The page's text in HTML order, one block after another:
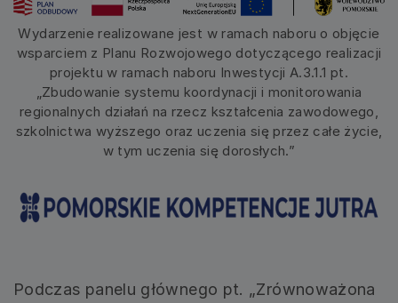
Wydarzenie realizowane jest w ramach naboru o objęcie
wsparciem z Planu Rozwojowego dotyczącego realizacji
projektu w ramach naboru Inwestycji A.3.1.1 pt.
„Zbudowanie systemu koordynacji i monitorowania
regionalnych działań na rzecz kształcenia zawodowego,
szkolnictwa wyższego oraz uczenia się przez całe życie,
w tym uczenia się dorosłych.”
Podczas panelu głównego pt. „Zrównoważona